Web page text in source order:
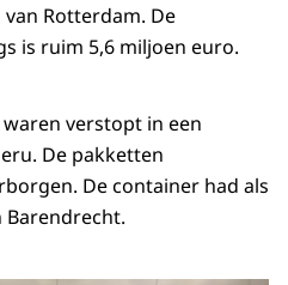
Rotterdam. De
is ruim 5,6 miljoen euro.
verstopt in een
De pakketten
De container had als
Barendrecht.